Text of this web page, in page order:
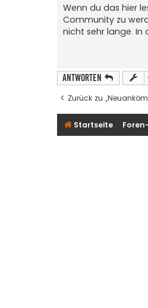
i
t
r
a
g
Wenn du das hier
Community zu
nicht sehr lange. In
Antworten
Zurück zu
Startseite